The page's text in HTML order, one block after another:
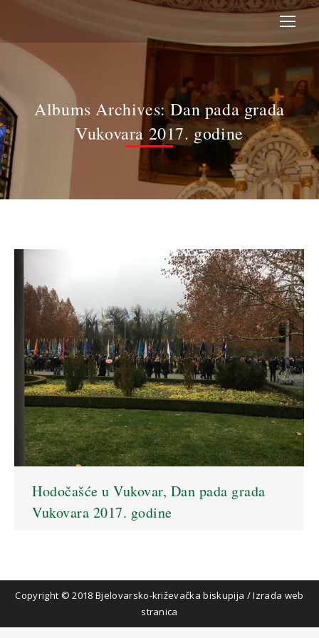
Albums Archives:Dan pada grada
Vukovara 2017. godine
Hodočašće u Vukovar, Dan pada grada
Vukovara 2017. godine
Copyright © 2018 Bjelovarsko-križevačka biskupija /Izrada web
stranica